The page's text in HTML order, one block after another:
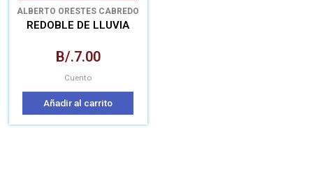
ALBERTO ORESTES CABREDO
ECHEVERRÍA
REDOBLE DE LLUVIA
B/.7.00
Cuento
Añadir al carrito